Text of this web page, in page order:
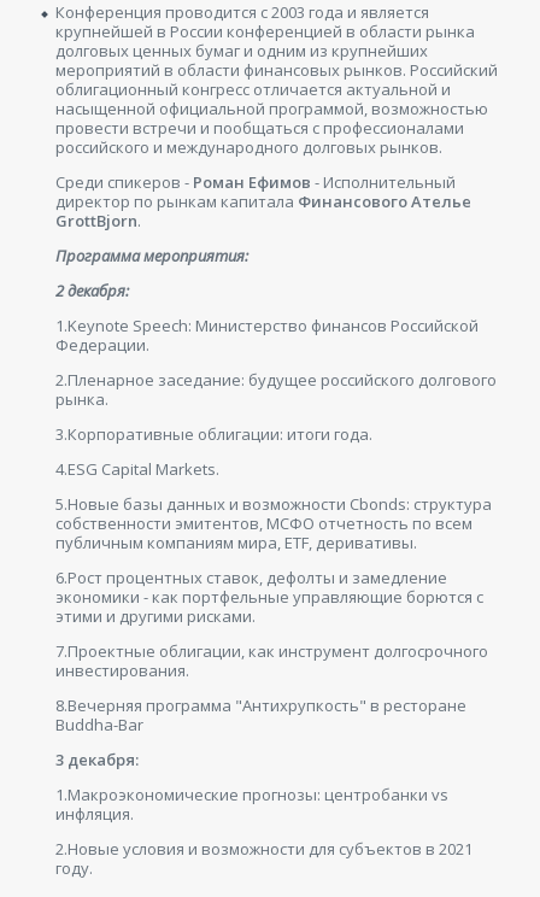
Конференция проводится с 2003 года и является
крупнейшей в России конференцией в области рынка
долговых ценных бумаг и одним из крупнейших
мероприятий в области финансовых рынков. Российский
облигационный конгресс отличается актуальной и
насыщенной официальной программой, возможностью
провести встречи и пообщаться с профессионалами
российского и международного долговых рынков.
Среди спикеров - Роман Ефимов - Исполнительный
директор по рынкам капитала Финансового Ателье
GrottBjorn.
Программа мероприятия:
2 декабря:
1.Keynote Speech: Министерство финансов Российской
Федерации.
2.Пленарное заседание: будущее российского долгового
рынка.
3.Корпоративные облигации: итоги года.
4.ESG Capital Markets.
5.Новые базы данных и возможности Cbonds: структура
собственности эмитентов, МСФО отчетность по всем
публичным компаниям мира, ETF, деривативы.
6.Рост процентных ставок, дефолты и замедление
экономики - как портфельные управляющие борются с
этими и другими рисками.
7.Проектные облигации, как инструмент долгосрочного
инвестирования.
8.Вечерняя программа "Антихрупкость" в ресторане
Buddha-Bar
3 декабря:
1.Макроэкономические прогнозы: центробанки vs
инфляция.
2.Новые условия и возможности для субъектов в 2021
году.